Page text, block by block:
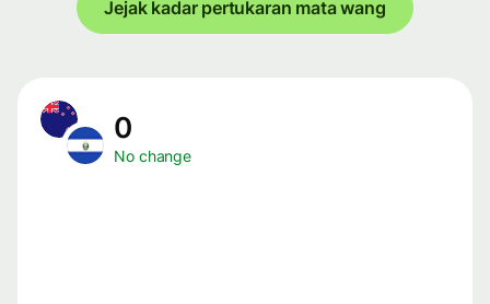
Jejak kadar pertukaran mata wang
0
No change